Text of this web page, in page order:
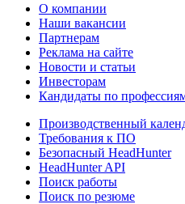
О компании
Наши вакансии
Партнерам
Реклама на сайте
Новости и статьи
Инвесторам
Кандидаты по
Производственный
Требования к ПО
Безопасный HeadHunter
HeadHunter API
Поиск работы
Поиск по резюме